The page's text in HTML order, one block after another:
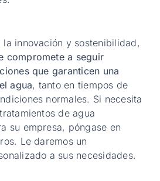
la innovación y sostenibilidad,
compromete a seguir
que garanticen una
agua, tanto en tiempos de
normales. Si necesita
de agua
su empresa, póngase en
Le daremos un
a sus necesidades.